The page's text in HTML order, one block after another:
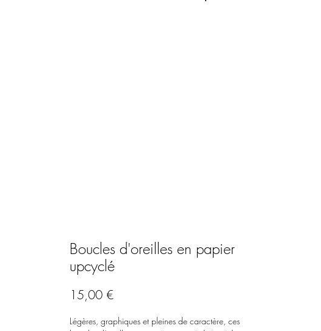
Boucles d'oreilles en papier
upcyclé
15,00 €Prix
Légères, graphiques et pleines de caractère, ces